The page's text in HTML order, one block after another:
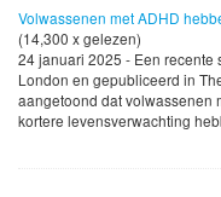
Volwassenen met ADHD
(14,300 x gelezen)
24 januari 2025 - Een
London en gepubliceerd in
aangetoond dat volwassenen
kortere levensverwachting